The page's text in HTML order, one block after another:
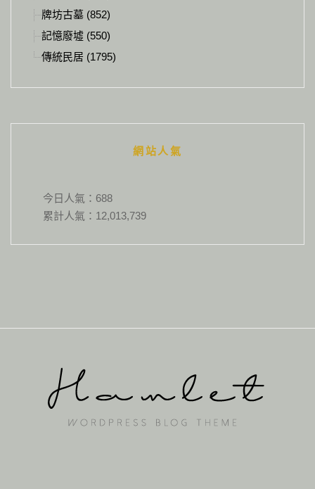
牌坊古墓 (852)
記憶廢墟 (550)
傳統民居 (1795)
網站人氣
今日人氣： 688
累計人氣： 12,013,739